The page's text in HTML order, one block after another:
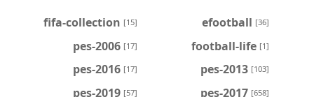
efootball [36]
fifa-collection [15]
football-life [1]
pes-2006 [17]
pes-2013 [103]
pes-2016 [17]
pes-2017 [658]
pes-2019 [57]